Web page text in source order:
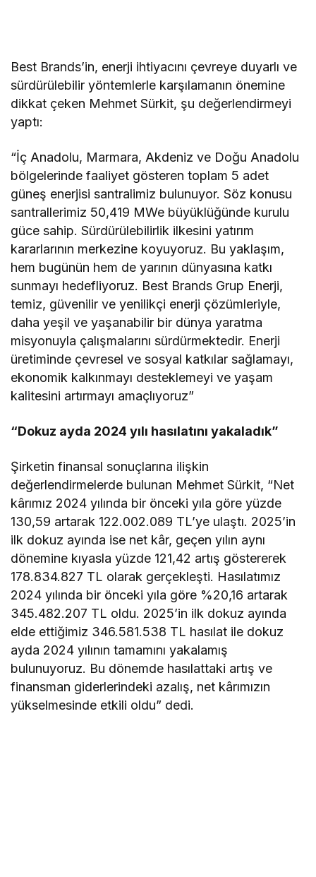
Best Brands’in, enerji ihtiyacını çevreye duyarlı ve
sürdürülebilir yöntemlerle karşılamanın önemine
dikkat çeken Mehmet Sürkit, şu değerlendirmeyi
yaptı:
“İç Anadolu, Marmara, Akdeniz ve Doğu Anadolu
bölgelerinde faaliyet gösteren toplam 5 adet
güneş enerjisi santralimiz bulunuyor. Söz konusu
santrallerimiz 50,419 MWe büyüklüğünde kurulu
güce sahip. Sürdürülebilirlik ilkesini yatırım
kararlarının merkezine koyuyoruz. Bu yaklaşım,
hem bugünün hem de yarının dünyasına katkı
sunmayı hedefliyoruz. Best Brands Grup Enerji,
temiz, güvenilir ve yenilikçi enerji çözümleriyle,
daha yeşil ve yaşanabilir bir dünya yaratma
misyonuyla çalışmalarını sürdürmektedir. Enerji
üretiminde çevresel ve sosyal katkılar sağlamayı,
ekonomik kalkınmayı desteklemeyi ve yaşam
kalitesini artırmayı amaçlıyoruz”
“Dokuz ayda 2024 yılı hasılatını yakaladık”
Şirketin finansal sonuçlarına ilişkin
değerlendirmelerde bulunan Mehmet Sürkit, “Net
kârımız 2024 yılında bir önceki yıla göre yüzde
130,59 artarak 122.002.089 TL’ye ulaştı. 2025’in
ilk dokuz ayında ise net kâr, geçen yılın aynı
dönemine kıyasla yüzde 121,42 artış göstererek
178.834.827 TL olarak gerçekleşti. Hasılatımız
2024 yılında bir önceki yıla göre %20,16 artarak
345.482.207 TL oldu. 2025’in ilk dokuz ayında
elde ettiğimiz 346.581.538 TL hasılat ile dokuz
ayda 2024 yılının tamamını yakalamış
bulunuyoruz. Bu dönemde hasılattaki artış ve
finansman giderlerindeki azalış, net kârımızın
yükselmesinde etkili oldu” dedi.